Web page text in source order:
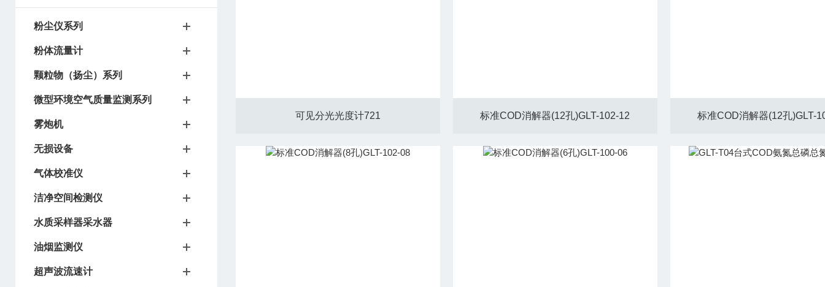
粉尘仪系列
粉体流量计
颗粒物（扬尘）系列
微型环境空气质量监测系列
雾炮机
无损设备
气体校准仪
洁净空间检测仪
水质采样器采水器
油烟监测仪
超声波流速计
可见分光光度计721 标准COD消解器(12孔)GLT-102-12 标准COD消解器(12孔)GLT-